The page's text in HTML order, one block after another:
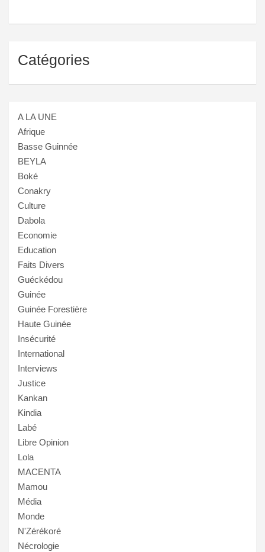
Catégories
A LA UNE
Afrique
Basse Guinnée
BEYLA
Boké
Conakry
Culture
Dabola
Economie
Education
Faits Divers
Guéckédou
Guinée
Guinée Forestière
Haute Guinée
Insécurité
International
Interviews
Justice
Kankan
Kindia
Labé
Libre Opinion
Lola
MACENTA
Mamou
Média
Monde
N'Zérékoré
Nécrologie